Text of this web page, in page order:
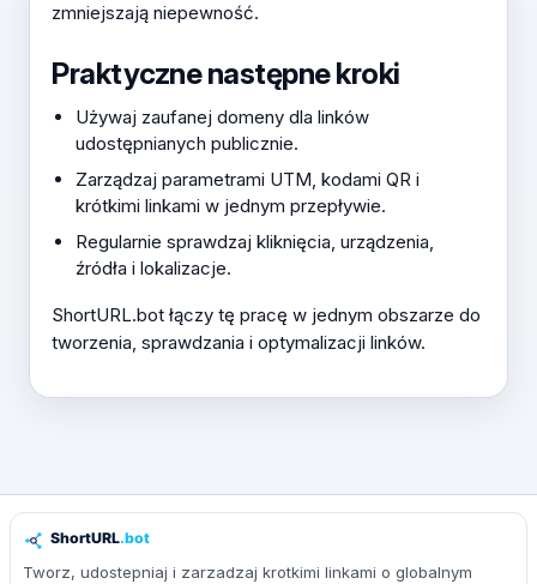
zmniejszają niepewność.
Praktyczne następne kroki
Używaj zaufanej domeny dla linków
udostępnianych publicznie.
Zarządzaj parametrami UTM, kodami QR i
krótkimi linkami w jednym przepływie.
Regularnie sprawdzaj kliknięcia, urządzenia,
źródła i lokalizacje.
ShortURL.bot łączy tę pracę w jednym obszarze do
tworzenia, sprawdzania i optymalizacji linków.
Tworz, udostepniaj i zarzadzaj krotkimi linkami o globalnym